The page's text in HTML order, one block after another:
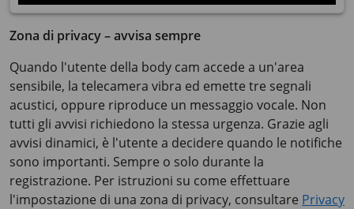
Zona di privacy – avvisa sempre
Quando l'utente della body cam accede a un'area
sensibile, la telecamera vibra ed emette tre segnali
acustici, oppure riproduce un messaggio vocale. Non
tutti gli avvisi richiedono la stessa urgenza. Grazie agli
avvisi dinamici, è l'utente a decidere quando le notifiche
sono importanti. Sempre o solo durante la
registrazione. Per istruzioni su come effettuare
l'impostazione di una zona di privacy, consultare Privacy